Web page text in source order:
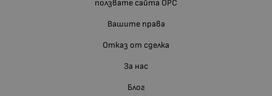
ползвате сайта ОРС
Вашите права
Отказ от сделка
За нас
Блог